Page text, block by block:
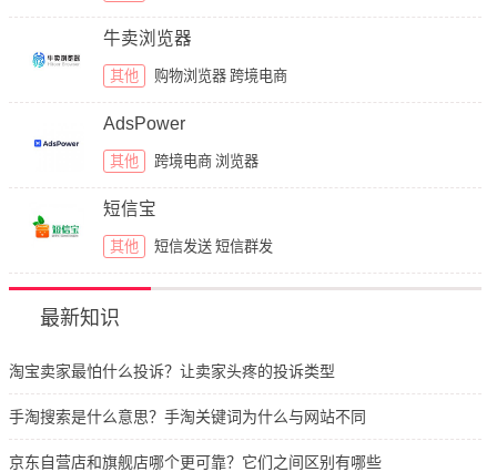
牛卖浏览器
其他 购物浏览器 跨境电商
AdsPower
其他 跨境电商 浏览器
短信宝
其他 短信发送 短信群发
最新知识
淘宝卖家最怕什么投诉？让卖家头疼的投诉类型
手淘搜索是什么意思？手淘关键词为什么与网站不同
京东自营店和旗舰店哪个更可靠？它们之间区别有哪些